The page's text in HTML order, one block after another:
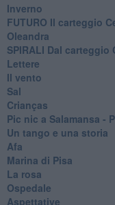
Inverno
FUTURO Il carteggio
Oleandra
SPIRALI Dal
Lettere
Il vento
Sal
Crianças
Pic nic a Salamansa -
Un tango e una storia
Afa
Marina di Pisa
La rosa
Ospedale
Aspettative